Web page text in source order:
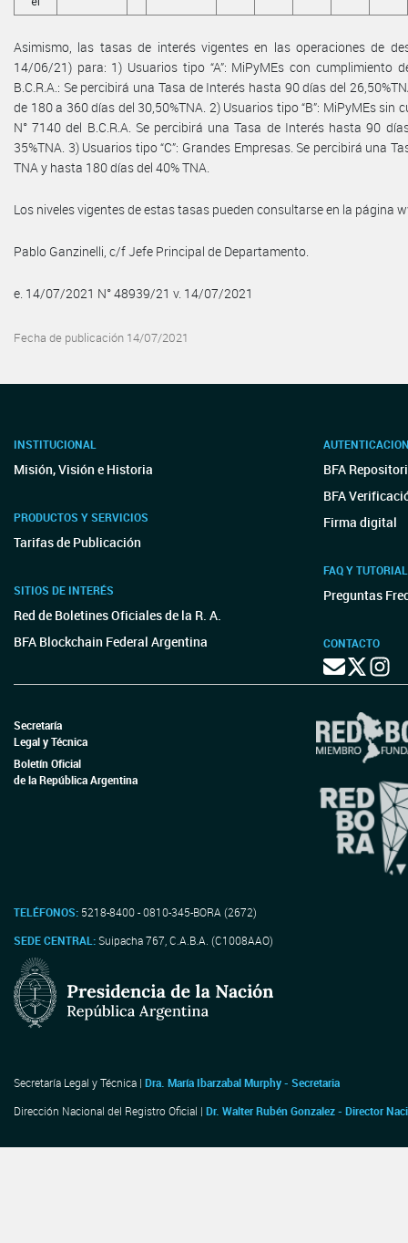
Asimismo, las tasas de interés vigentes en las operaciones de
14/06/21) para: 1) Usuarios tipo “A”: MiPyMEs con cumplimiento de
B.C.R.A.: Se percibirá una Tasa de Interés hasta 90 días del
de 180 a 360 días del 30,50%TNA. 2) Usuarios tipo “B”: MiPyMEs sin
N° 7140 del B.C.R.A. Se percibirá una Tasa de Interés hasta 90
35%TNA. 3) Usuarios tipo “C”: Grandes Empresas. Se percibirá una
TNA y hasta 180 días del 40% TNA.
Los niveles vigentes de estas tasas pueden consultarse en la página
Pablo Ganzinelli, c/f Jefe Principal de Departamento.
e. 14/07/2021 N° 48939/21 v. 14/07/2021
Fecha de publicación 14/07/2021
INSTITUCIONAL
Misión, Visión e Historia
PRODUCTOS Y SERVICIOS
Tarifas de Publicación
SITIOS DE INTERÉS
Red de Boletines Oficiales de la R. A.
BFA Blockchain Federal Argentina
BFA
BFA
Firma digital
FAQ Y
Preguntas
CONTACTO
Secretaría
Legal y Técnica
Boletín Oficial
de la República Argentina
TELÉFONOS: 5218-8400 - 0810-345-BORA (2672)
SEDE CENTRAL:Suipacha 767, C.A.B.A. (C1008AAO)
Secretaría Legal y Técnica | Dra. María Ibarzabal Murphy - Secretaria
Dirección Nacional del Registro Oficial | Dr. Walter Rubén Gonzalez - Director